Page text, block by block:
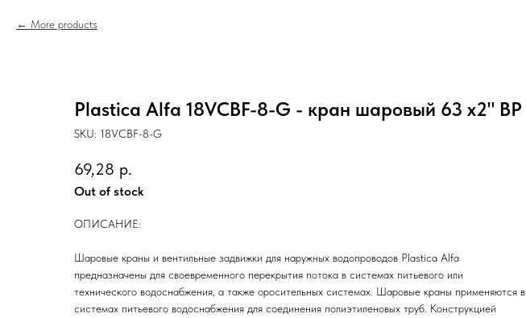
More products
Plastica Alfa 18VCBF-8-G - кран шаровый 63 x2" ВР
SKU: 18VCBF-8-G
69,28 р.
Out of stock
ОПИСАНИЕ:
Шаровые краны и вентильные задвижки для наружных водопроводов Plastica Alfa
предназначены для своевременного перекрытия потока в системах питьевого или
технического водоснабжения, а также оросительных системах. Шаровые краны применяются в
системах питьевого водоснабжения для соединения полиэтиленовых труб. Конструкцией